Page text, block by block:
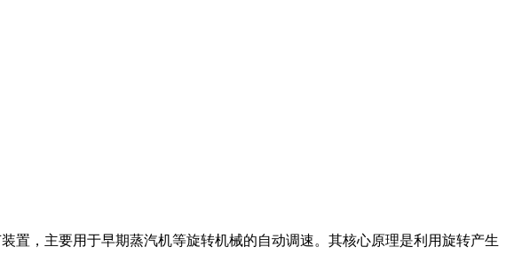
置，主要用于早期蒸汽机等旋转机械的自动调速。其核心原理是利用旋转产生